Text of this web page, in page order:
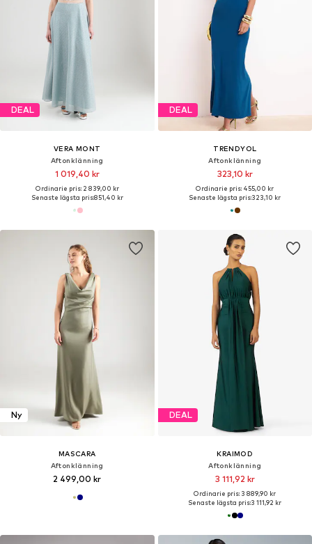
DEAL
VERA MONT
Aftonklänning
1 019,40 kr
Ordinarie pris: 2 839,00 kr
Senaste lägsta pris:851,40 kr
DEAL
TRENDYOL
Aftonklänning
323,10 kr
Ordinarie pris: 455,00 kr
Senaste lägsta pris:323,10 kr
Ny
MASCARA
Aftonklänning
2 499,00 kr
DEAL
KRAIMOD
Aftonklänning
3 111,92 kr
Ordinarie pris: 3 889,90 kr
Senaste lägsta pris:3 111,92 kr